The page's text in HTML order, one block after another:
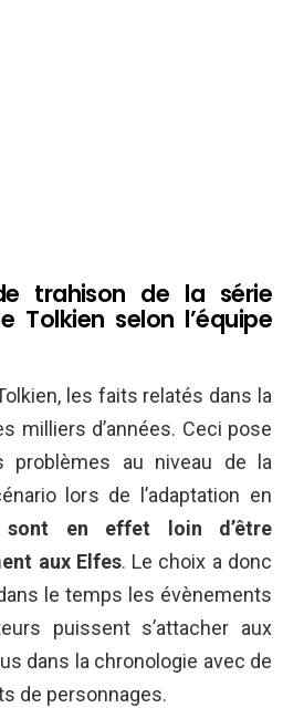
trahison de la série
Tolkien selon l’équipe
les faits relatés dans la
milliers d’années. Ceci pose
problèmes au niveau de la
lors de l’adaptation en
sont en effet loin d’être
aux Elfes. Le choix a donc
le temps les évènements
puissent s’attacher aux
dans la chronologie avec de
de personnages.